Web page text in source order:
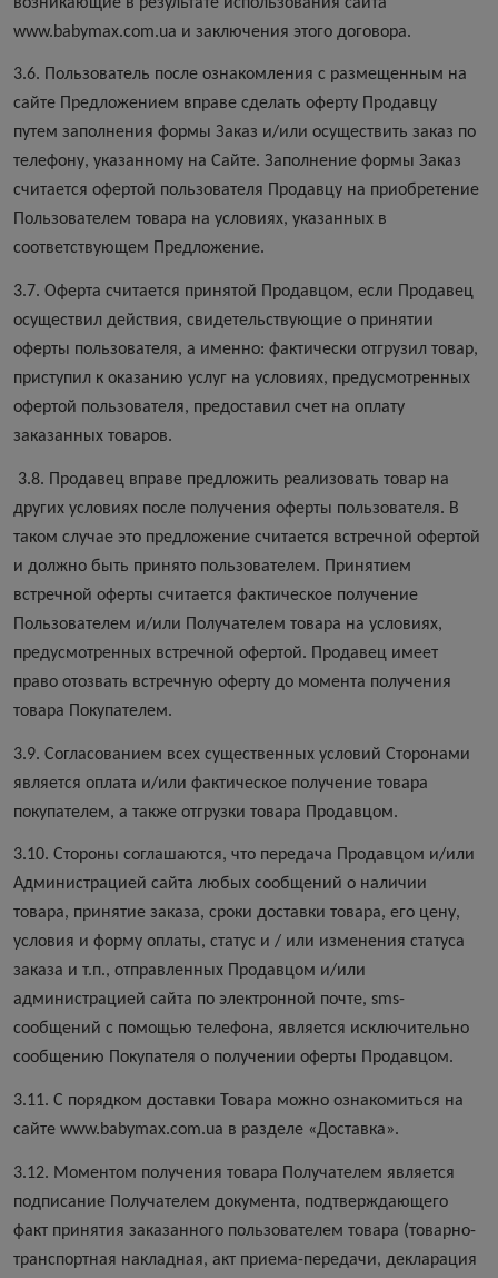
www.babymax.com.ua и заключения этого договора.
3.6. Пользователь после ознакомления с размещенным на
сайте Предложением вправе сделать оферту Продавцу
путем заполнения формы Заказ и/или осуществить заказ по
телефону, указанному на Сайте. Заполнение формы Заказ
считается офертой пользователя Продавцу на приобретение
Пользователем товара на условиях, указанных в
соответствующем Предложение.
3.7. Оферта считается принятой Продавцом, если Продавец
осуществил действия, свидетельствующие о принятии
оферты пользователя, а именно: фактически отгрузил товар,
приступил к оказанию услуг на условиях, предусмотренных
офертой пользователя, предоставил счет на оплату
заказанных товаров.
3.8. Продавец вправе предложить реализовать товар на
других условиях после получения оферты пользователя. В
таком случае это предложение считается встречной офертой
и должно быть принято пользователем. Принятием
встречной оферты считается фактическое получение
Пользователем и/или Получателем товара на условиях,
предусмотренных встречной офертой. Продавец имеет
право отозвать встречную оферту до момента получения
товара Покупателем.
3.9. Согласованием всех существенных условий Сторонами
является оплата и/или фактическое получение товара
покупателем, а также отгрузки товара Продавцом.
3.10. Стороны соглашаются, что передача Продавцом и/или
Администрацией сайта любых сообщений о наличии
товара, принятие заказа, сроки доставки товара, его цену,
условия и форму оплаты, статус и / или изменения статуса
заказа и т.п., отправленных Продавцом и/или
администрацией сайта по электронной почте, sms-
сообщений с помощью телефона, является исключительно
сообщению Покупателя о получении оферты Продавцом.
3.11. С порядком доставки Товара можно ознакомиться на
сайте www.babymax.com.ua в разделе «Доставка».
3.12. Моментом получения товара Получателем является
подписание Получателем документа, подтверждающего
факт принятия заказанного пользователем товара (товарно-
транспортная накладная, акт приема-передачи, декларация